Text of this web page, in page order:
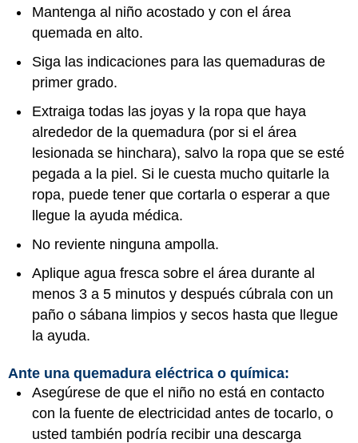
Mantenga al niño acostado y con el área
quemada en alto.
Siga las indicaciones para las quemaduras de
primer grado.
Extraiga todas las joyas y la ropa que haya
alrededor de la quemadura (por si el área
lesionada se hinchara), salvo la ropa que se esté
pegada a la piel. Si le cuesta mucho quitarle la
ropa, puede tener que cortarla o esperar a que
llegue la ayuda médica.
No reviente ninguna ampolla.
Aplique agua fresca sobre el área durante al
menos 3 a 5 minutos y después cúbrala con un
paño o sábana limpios y secos hasta que llegue
la ayuda.
Ante una quemadura eléctrica o química:
Asegúrese de que el niño no está en contacto
con la fuente de electricidad antes de tocarlo, o
usted también podría recibir una descarga